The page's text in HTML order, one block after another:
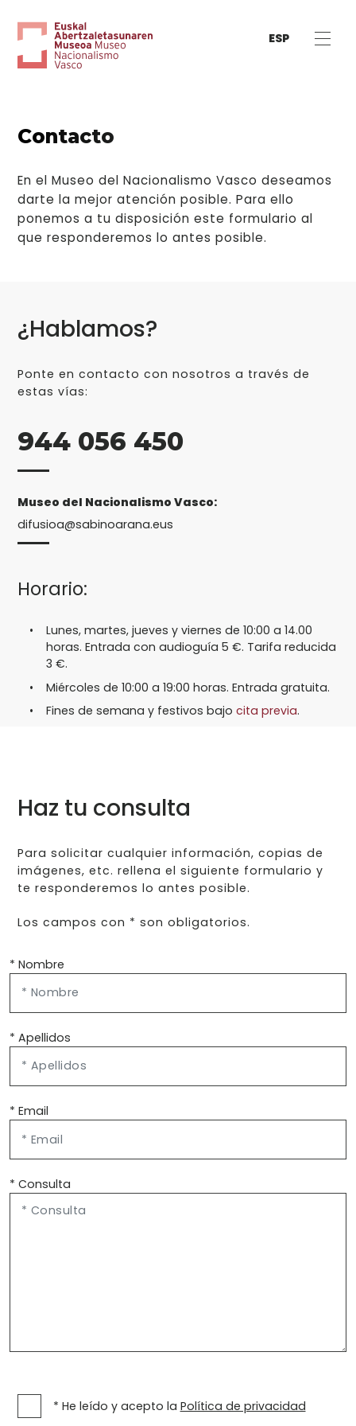
ESP
Contacto
En el Museo del Nacionalismo Vasco deseamos
darte la mejor atención posible. Para ello
ponemos a tu disposición este formulario al
que responderemos lo antes posible.
¿Hablamos?
Ponte en contacto con nosotros a través de
estas vías:
944 056 450
Museo del Nacionalismo Vasco:
difusioa@sabinoarana.eus
Horario:
Lunes, martes, jueves y viernes de 10:00 a 14.00
horas. Entrada con audioguía 5 €. Tarifa reducida
3 €.
Miércoles de 10:00 a 19:00 horas. Entrada gratuita.
Fines de semana y festivos bajo cita previa.
Haz tu consulta
Para solicitar cualquier información, copias de
imágenes, etc. rellena el siguiente formulario y
te responderemos lo antes posible.
Los campos con * son obligatorios.
* Nombre
* Apellidos
* Email
* Consulta
* He leído y acepto la Política de privacidad